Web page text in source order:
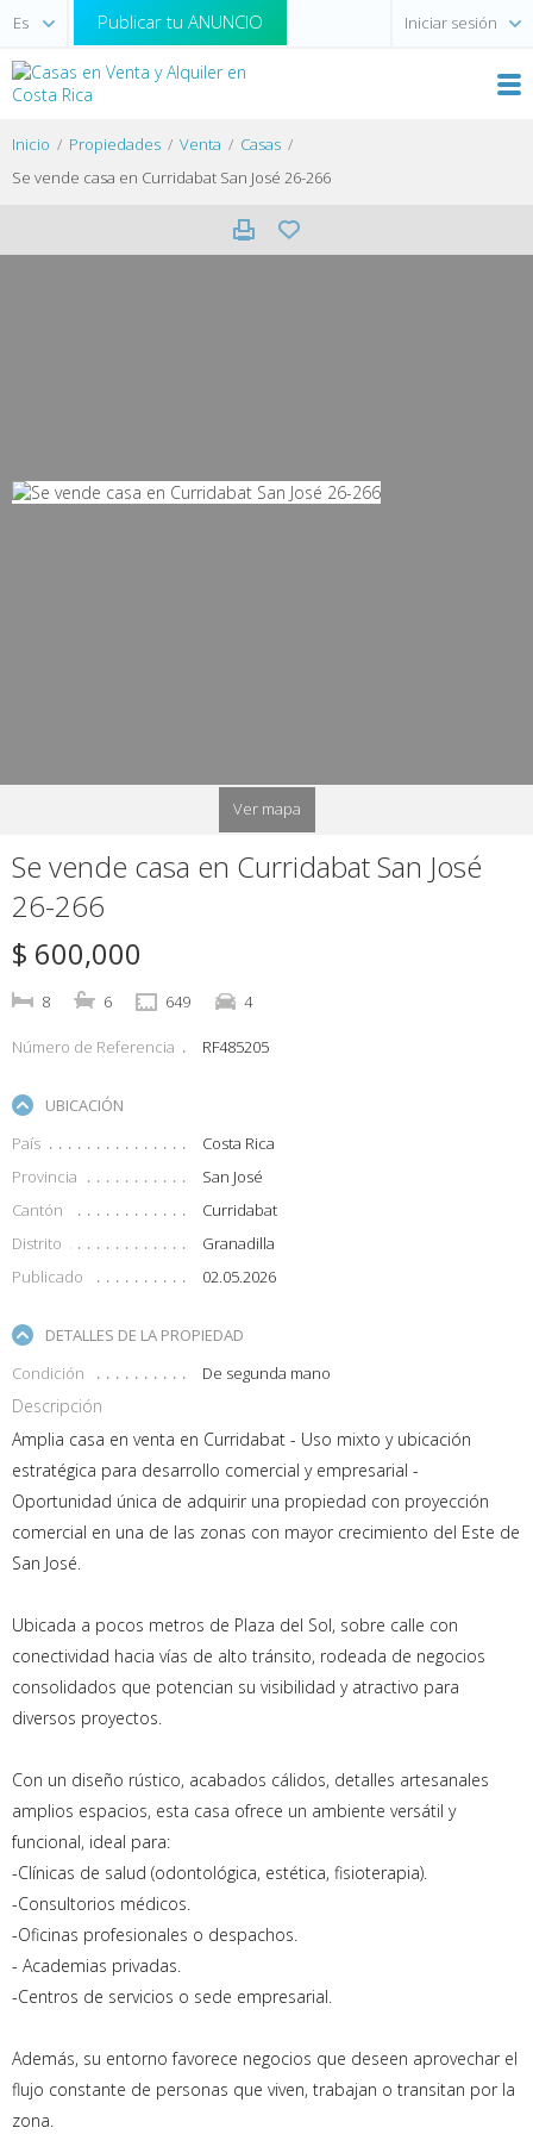
Publicar tu ANUNCIO Iniciar sesión
Inicio Propiedades Venta
Casas
Se vende casa en Curridabat San José 26-266
Ver mapa
Se vende casa en Curridabat San José
26-266
$ 600,000
8 6 649 4
Número de Referencia RF485205
UBICACIÓN
País
Costa Rica
Provincia
San José
Cantón
Curridabat
Distrito
Granadilla
Publicado
02.05.2026
DETALLES DE LA PROPIEDAD
Condición
De segunda mano
Descripción
Amplia casa en venta en Curridabat - Uso mixto y ubicación
estratégica para desarrollo comercial y empresarial -
Oportunidad única de adquirir una propiedad con proyección
comercial en una de las zonas con mayor crecimiento del Este de
San José.
Ubicada a pocos metros de Plaza del Sol, sobre calle con
conectividad hacia vías de alto tránsito, rodeada de negocios
consolidados que potencian su visibilidad y atractivo para
diversos proyectos.
Con un diseño rústico, acabados cálidos, detalles artesanales
amplios espacios, esta casa ofrece un ambiente versátil y
funcional, ideal para:
-Clínicas de salud (odontológica, estética, fisioterapia).
-Consultorios médicos.
-Oficinas profesionales o despachos.
- Academias privadas.
-Centros de servicios o sede empresarial.
Además, su entorno favorece negocios que deseen aprovechar el
flujo constante de personas que viven, trabajan o transitan por la
zona.